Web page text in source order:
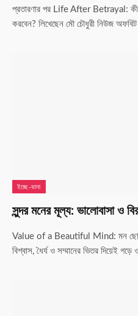
প্রতারণার পর Life After Betrayal:
করবেন? লিখেছেন মৌ চৌধুরী নিউজ
ইচ্ছে-ডানা
সুন্দর মনের মূল্য: ভালোবাসা ও
Value of a Beautiful Mind: মন ছোট
বিশ্বাস, ধৈর্য ও সম্মানের ভিতর দিয়েই